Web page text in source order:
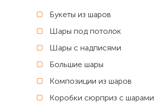
Букеты из шаров
Шары под потолок
Шары с надписями
Большие шары
Композиции из шаров
Коробки сюрприз с шарами